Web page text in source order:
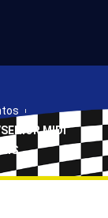
MIDI